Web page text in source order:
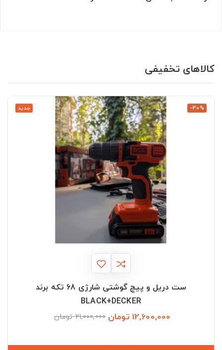
کالاهای تخفیفی
جدید ‎−40%
ست دریل و پیچ گوشتی شارژی 68 تکه برند
BLACK+DECKER
12,600,000 تومان 21,000,000 تومان